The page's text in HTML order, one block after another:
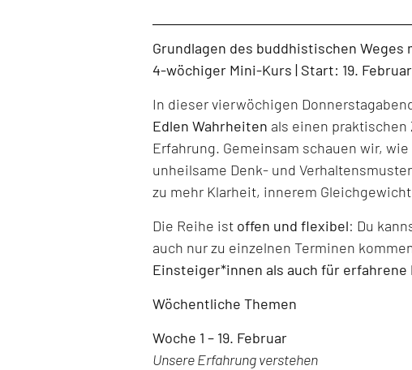
Grundlagen des buddhistischen Weges
4-wöchiger Mini-Kurs | Start: 19.
In dieser vierwöchigen
Edlen Wahrheiten als einen
Erfahrung. Gemeinsam schauen wir,
unheilsame Denk- und
zu mehr Klarheit, innerem
Die Reihe ist offen und flexibel: Du
auch nur zu einzelnen Terminen
Einsteiger*innen als auch für
Wöchentliche Themen
Woche 1 – 19. Februar
Unsere Erfahrung verstehen